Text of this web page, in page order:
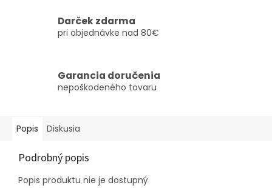
Darček zdarma
pri objednávke nad 80€
Garancia doručenia
nepoškodeného tovaru
Popis Diskusia
Podrobný popis
Popis produktu nie je dostupný